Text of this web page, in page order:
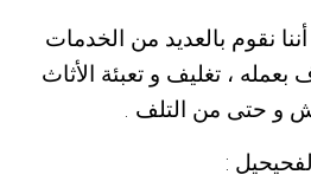
نقوم بالعديد من الخدمات
، تغليف و تعبئة الأثاث
و حتى من التلف .
: